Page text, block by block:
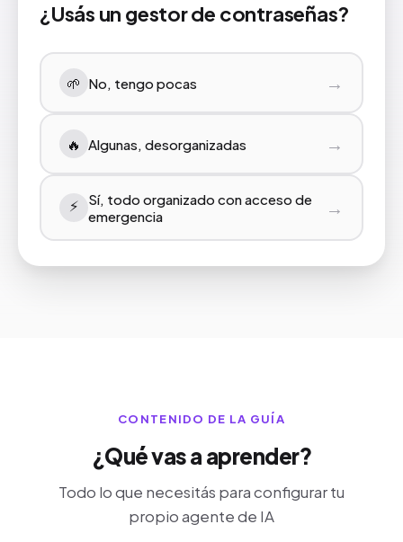
¿Usás un gestor de contraseñas?
🌱 No, tengo pocas →
🔥 Algunas, desorganizadas →
⚡️
Sí, todo organizado con acceso de
emergencia
→
CONTENIDO DE LA GUÍA
¿Qué vas a aprender?
Todo lo que necesitás para configurar tu
propio agente de IA